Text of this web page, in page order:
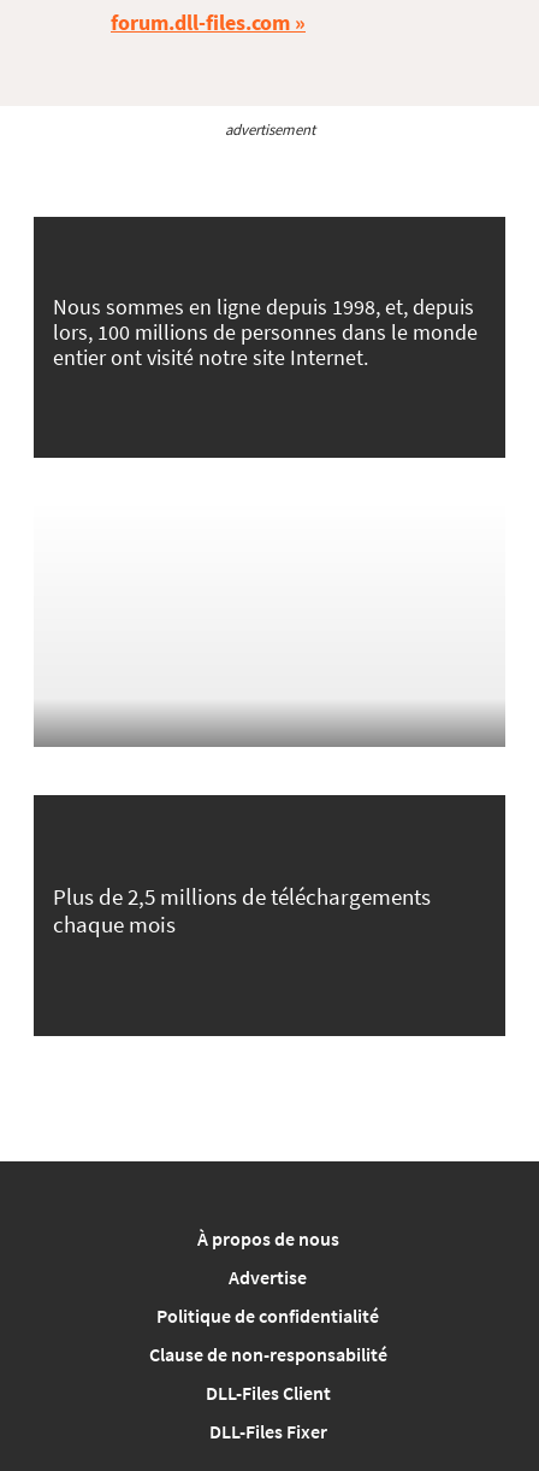
forum.dll-files.com
advertisement
Nous sommes en ligne depuis 1998, et, depuis
lors, 100 millions de personnes dans le monde
entier ont visité notre site Internet.
Plus de 2,5 millions de téléchargements
chaque mois
À propos de nous
Advertise
Politique de confidentialité
Clause de non-responsabilité
DLL-Files Client
DLL-Files Fixer